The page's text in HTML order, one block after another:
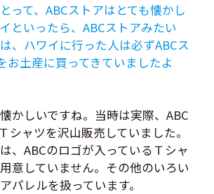
って、ABCストアはとても懐かし
といったら、ABCストアみたい
、ハワイに行った人は必ずABCス
お土産に買ってきていましたよ
かしいですね。当時は実際、ABC
シャツを沢山販売していました。
、ABCのロゴが入っているＴシャ
意していません。その他のいろい
パレルを扱っています。